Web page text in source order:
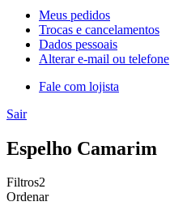
Meus pedidos
Trocas e cancelamentos
Dados pessoais
Alterar e-mail ou telefone
Fale com lojista
Sair
Espelho Camarim
Filtros2
Ordenar